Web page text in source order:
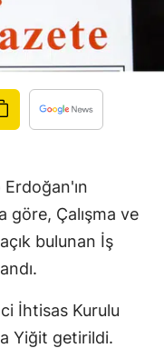
Bursa
Çanakkale
Diyarbakır
Edirne
Erzincan
göre, Çalışma ve
bulunan İş
İhtisas Kurulu
Yiğit getirildi.